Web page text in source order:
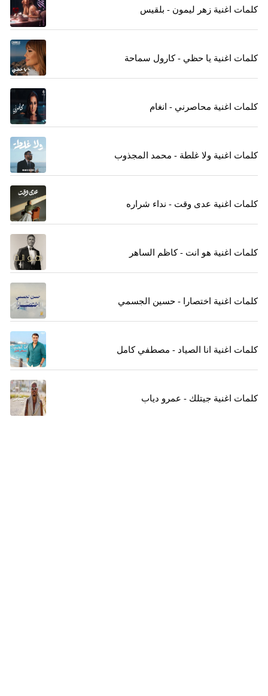
كلمات اغنية زهر ليمون - بلقيس
كلمات اغنية يا حظي - كارول سماحة
كلمات اغنية محاصرني - انغام
كلمات اغنية ولا غلطة - محمد المجذوب
كلمات اغنية عدى وقت - نداء شراره
كلمات اغنية هو انت - كاظم الساهر
كلمات اغنية اختصارا - حسين الجسمي
كلمات اغنية انا الصياد - مصطفي كامل
كلمات اغنية جيتلك - عمرو دياب